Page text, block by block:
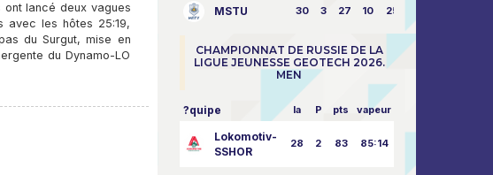
lancé deux vagues
avec les hôtes 25:19,
du Surgut, mise en
du Dynamo-LO
MSTU 30 3 27 10 25:87
CHAMPIONNAT DE RUSSIE DE LA
LIGUE JEUNESSE GEOTECH 2026.
MEN
?quipe la P pts vapeur
Lokomotiv-
SSHOR
28 2 83 85:14